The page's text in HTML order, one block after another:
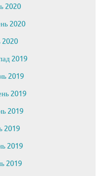
2020
2020
2020
2019
2019
2019
2019
2019
2019
2019